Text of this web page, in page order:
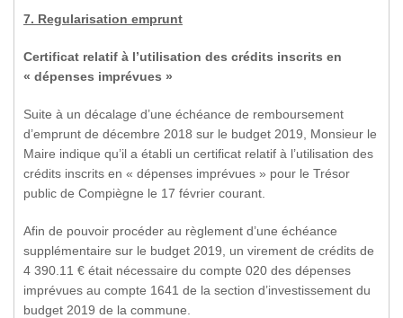
7. Regularisation emprunt
Certificat relatif à l’utilisation des crédits inscrits en
« dépenses imprévues »
Suite à un décalage d’une échéance de remboursement
d’emprunt de décembre 2018 sur le budget 2019, Monsieur le
Maire indique qu’il a établi un certificat relatif à l’utilisation des
crédits inscrits en « dépenses imprévues » pour le Trésor
public de Compiègne le 17 février courant.
Afin de pouvoir procéder au règlement d’une échéance
supplémentaire sur le budget 2019, un virement de crédits de
4 390.11 € était nécessaire du compte 020 des dépenses
imprévues au compte 1641 de la section d’investissement du
budget 2019 de la commune.